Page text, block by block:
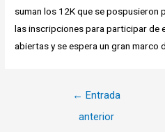
suman los 12K que se pospusieron
las inscripciones para participar de
abiertas y se espera un gran marco
← Entrada
anterior